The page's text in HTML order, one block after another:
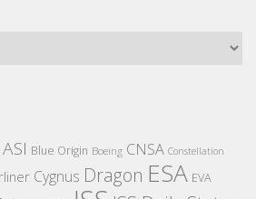
ASI Blue Origin Boeing CNSA Constellation
Cygnus Dragon ESA EVA